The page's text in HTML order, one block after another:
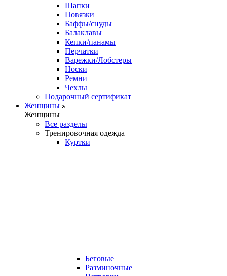
Шапки
Повязки
Баффы/снуды
Балаклавы
Кепки/панамы
Перчатки
Варежки/Лобстеры
Носки
Ремни
Чехлы
Подарочный сертификат
Женщины
Женщины
Все разделы
Тренировочная одежда
Куртки
Беговые
Разминочные